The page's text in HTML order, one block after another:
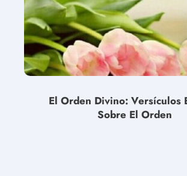
El Orden Divino: Versículos
Sobre El Orden